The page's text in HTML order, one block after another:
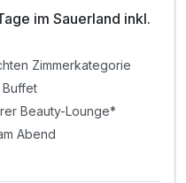
im Sauerland inkl.
Zimmerkategorie
Buffet
Beauty-Lounge*
Abend